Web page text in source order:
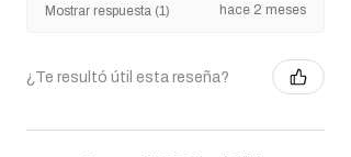
Mostrar respuesta (1) hace 2 meses
¿Te resultó útil esta reseña?